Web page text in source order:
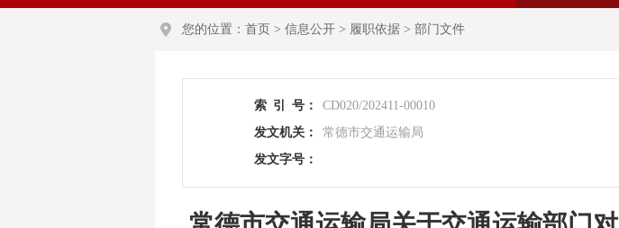
您的位置： 首页 > 信息公开 > 履职依据 > 部门文件
索 引 号： CD020/202411-00010
发文机关：
常德市交通运输局
发文字号：